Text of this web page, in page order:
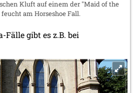
Kluft auf einem der "Maid of the
am Horseshoe Fall.
Fälle gibt es z.B. bei